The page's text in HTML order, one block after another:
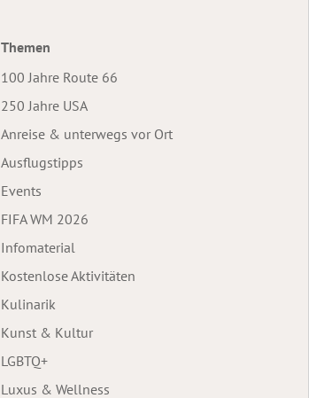
Themen
100 Jahre Route 66
250 Jahre USA
Anreise & unterwegs vor Ort
Ausflugstipps
Events
FIFA WM 2026
Infomaterial
Kostenlose Aktivitäten
Kulinarik
Kunst & Kultur
LGBTQ+
Luxus & Wellness